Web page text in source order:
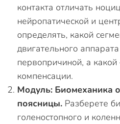
контакта отличать
нейропатической и
определять, какой
двигательного
первопричиной, а
компенсации.
Модуль: Биомеханика
поясницы. Разберете
голеностопного и